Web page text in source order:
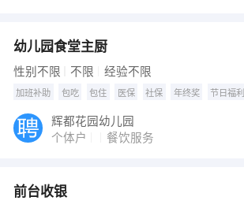
幼儿园食堂主厨
性别不限 不限 经验不限
加班补助 包吃 包住 医保 社保 年终奖 节日福利
辉都花园幼儿园
个体户
餐饮服务
前台收银